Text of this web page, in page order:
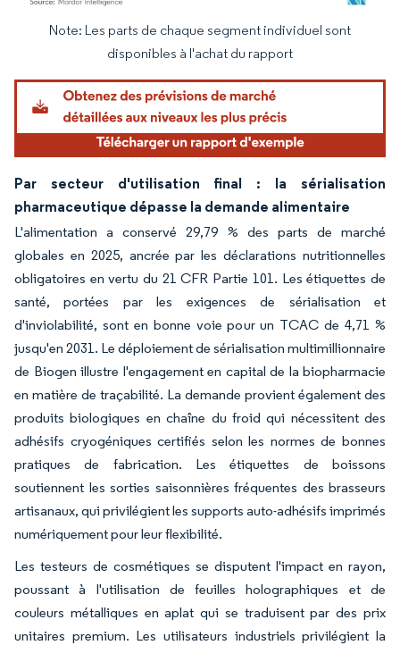
Image © Mordor Intelligence. La réutilisation nécessite une attribution sous CC BY
Note: Les parts de chaque segment individuel sont
disponibles à l'achat du rapport
Par secteur d'utilisation final : la sérialisation
pharmaceutique dépasse la demande alimentaire
L'alimentation a conservé 29,79 % des parts de marché
globales en 2025, ancrée par les déclarations nutritionnelles
obligatoires en vertu du 21 CFR Partie 101. Les étiquettes de
santé, portées par les exigences de sérialisation et
d'inviolabilité, sont en bonne voie pour un TCAC de 4,71 %
jusqu'en 2031. Le déploiement de sérialisation multimillionnaire
de Biogen illustre l'engagement en capital de la biopharmacie
en matière de traçabilité. La demande provient également des
produits biologiques en chaîne du froid qui nécessitent des
adhésifs cryogéniques certifiés selon les normes de bonnes
pratiques de fabrication. Les étiquettes de boissons
soutiennent les sorties saisonnières fréquentes des brasseurs
artisanaux, qui privilégient les supports auto-adhésifs imprimés
numériquement pour leur flexibilité.
Les testeurs de cosmétiques se disputent l'impact en rayon,
poussant à l'utilisation de feuilles holographiques et de
couleurs métalliques en aplat qui se traduisent par des prix
unitaires premium. Les utilisateurs industriels privilégient la